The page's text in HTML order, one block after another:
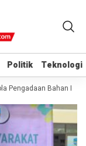
Politik Teknologi
Politik Teknologi
Pengadaan Bahan Baku